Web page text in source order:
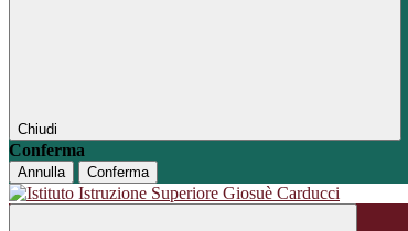
Chiudi
Conferma
Annulla Conferma